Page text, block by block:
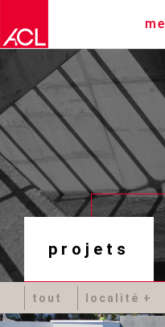
projets
tout localité